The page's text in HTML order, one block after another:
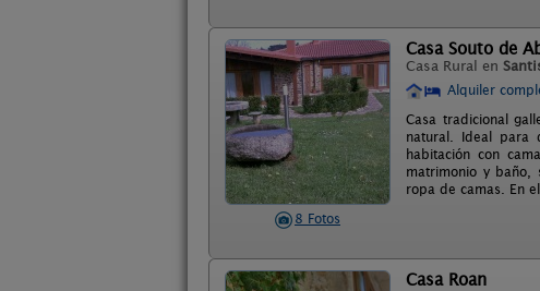
8 Fotos
Casa Souto de
Casa Rural en
Alquiler
Casa tradicional
natural. Ideal para
habitación con
matrimonio y baño,
ropa de camas. En
Casa Roan